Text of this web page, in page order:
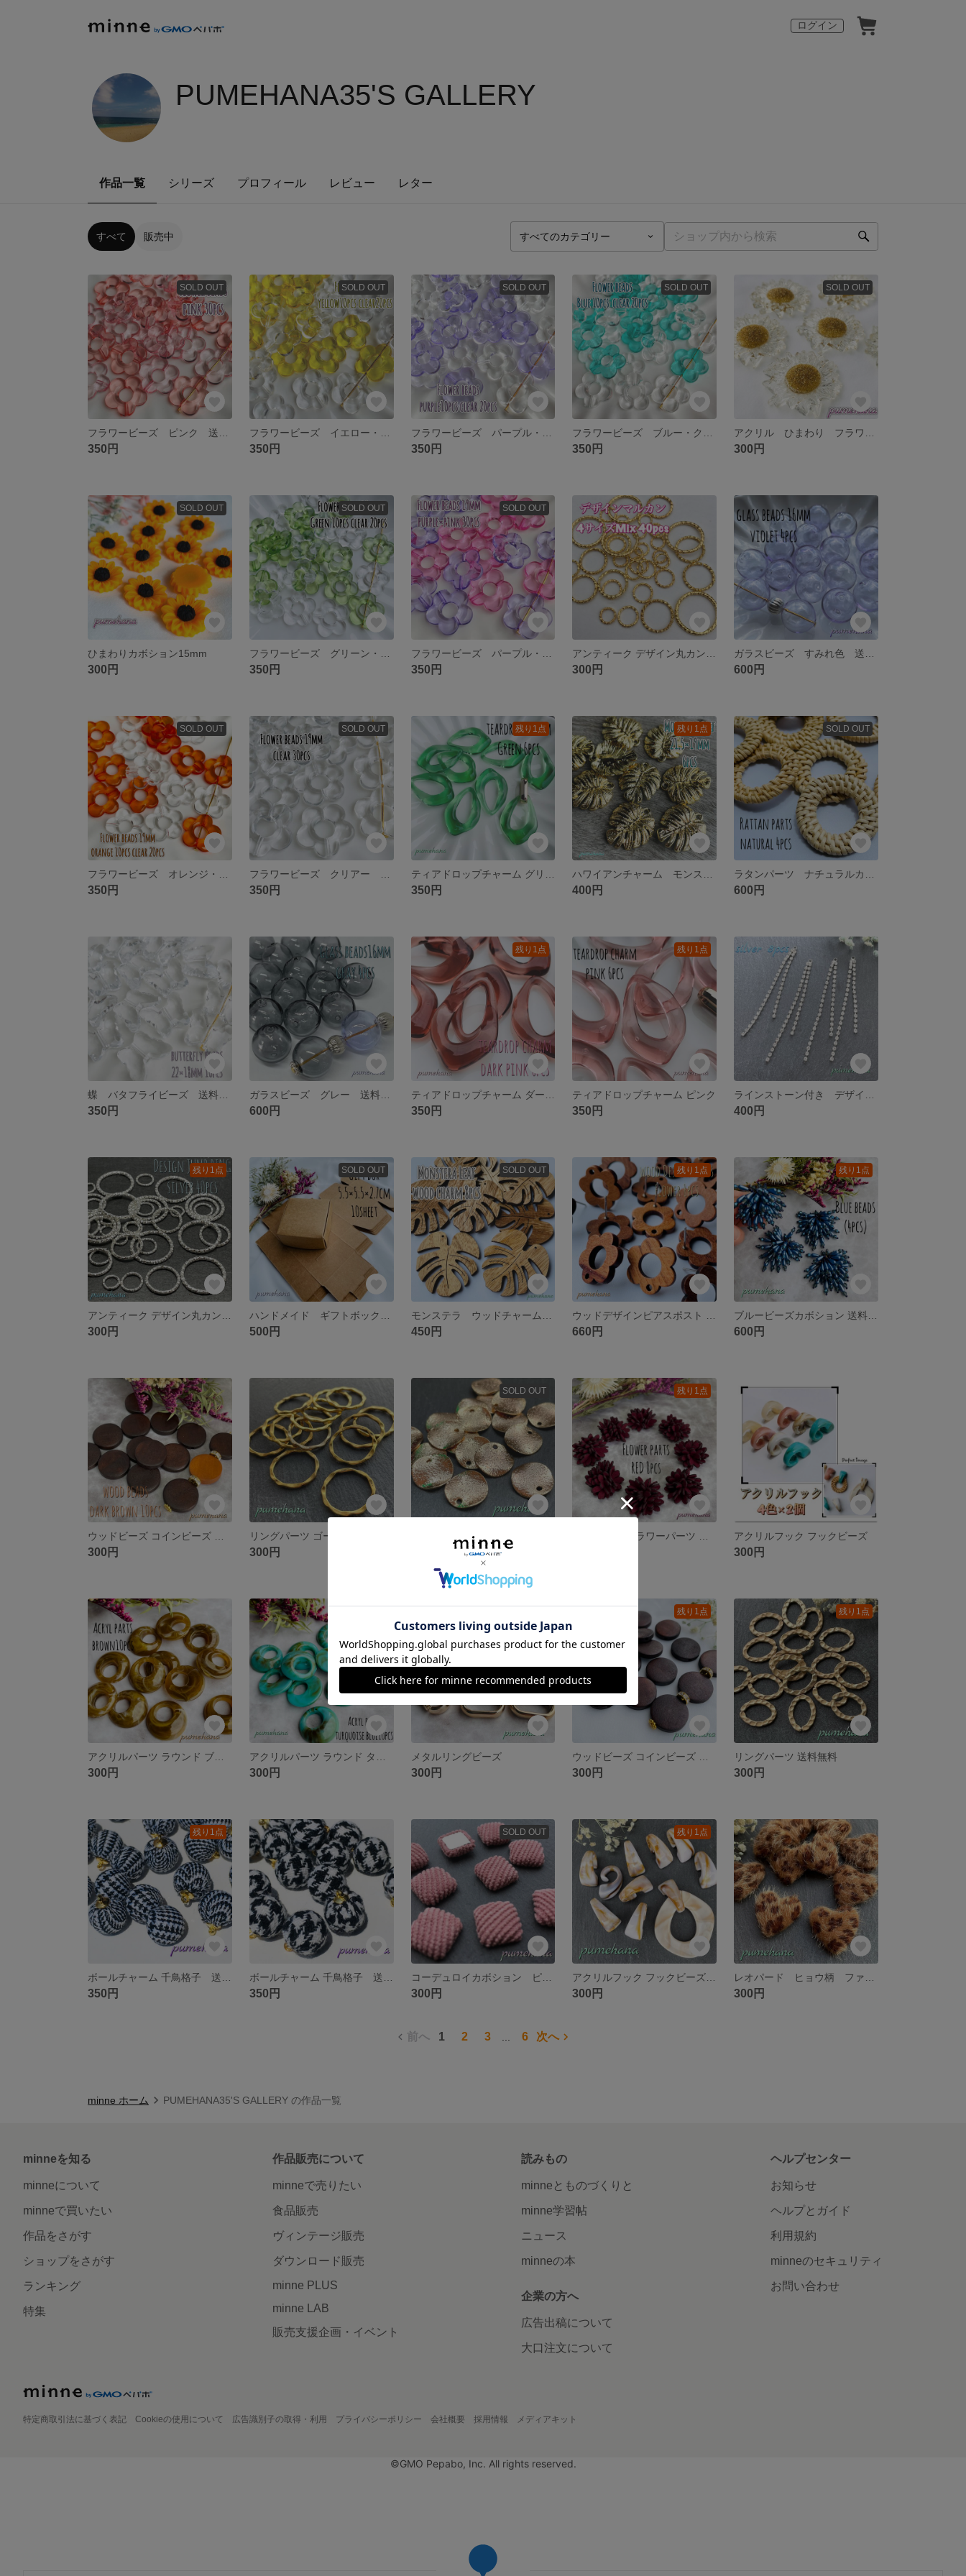
ログイン
PUMEHANA35'S GALLERY
作品一覧 シリーズ プロフィール レビュー レター
すべて 販売中
SOLD OUT
350円
SOLD OUT
350円
SOLD OUT
350円
SOLD OUT
350円
SOLD OUT
300円
SOLD OUT
ひまわりカボション15mm
300円
SOLD OUT
350円
SOLD OUT
350円 300円 600円
SOLD OUT
350円
SOLD OUT
350円
残り1点
350円
残り1点
400円
SOLD OUT
600円
350円
ガラスビーズ グレー 送料無料
600円
残り1点
350円
残り1点
ティアドロップチャーム ピンク
350円 400円
残り1点
300円
SOLD OUT
500円
SOLD OUT
450円
残り1点
660円
残り1点
600円
300円 300円
SOLD OUT 残り1点
アクリルフック フックビーズ
300円
300円 300円
メタルリングビーズ
300円
残り1点
300円
残り1点
リングパーツ 送料無料
300円
残り1点
350円 350円
SOLD OUT
コーデュロイカボション ピンク スクエア 送料無料
300円
残り1点
300円 300円
前へ 1 2 3 6 次へ
minne ホーム PUMEHANA35'S GALLERY の作品一覧
minneを知る
minneについて
minneで買いたい
作品をさがす
ショップをさがす
ランキング
特集
作品販売について
minneで売りたい
食品販売
ヴィンテージ販売
ダウンロード販売
minne PLUS
minne LAB
販売支援企画・イベント
読みもの
minneとものづくりと
minne学習帖
ニュース
minneの本
企業の方へ
広告出稿について
大口注文について
ヘルプセンター
お知らせ
ヘルプとガイド
利用規約
minneのセキュリティ
お問い合わせ
特定商取引法に基づく表記 Cookieの使用について 広告識別子の取得・利用 プライバシーポリシー 会社概要 採用情報 メディアキット
©GMO Pepabo, Inc. All rights reserved.